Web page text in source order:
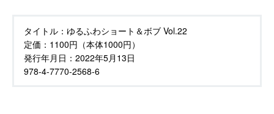
タイトル： ゆるふわショート＆ボブ Vol.22
定価： 1100円（本体1000円）
発行年月日： 2022年5月13日
978-4-7770-2568-6